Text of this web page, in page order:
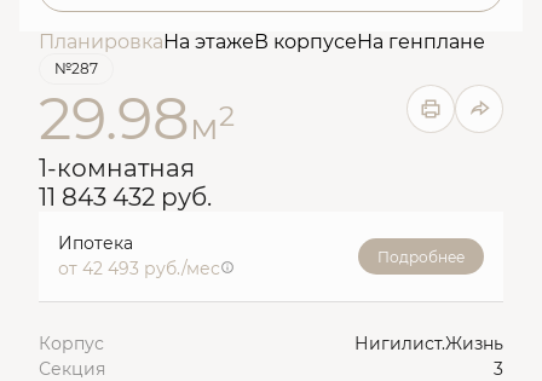
ПланировкаНа этажеВ корпусеНа генплане
№287
29.98м2
1-комнатная
11 843 432 руб.
Ипотека
от 42 493 руб./мес
Подробнее
Корпус
Нигилист.Жизнь
Секция
3